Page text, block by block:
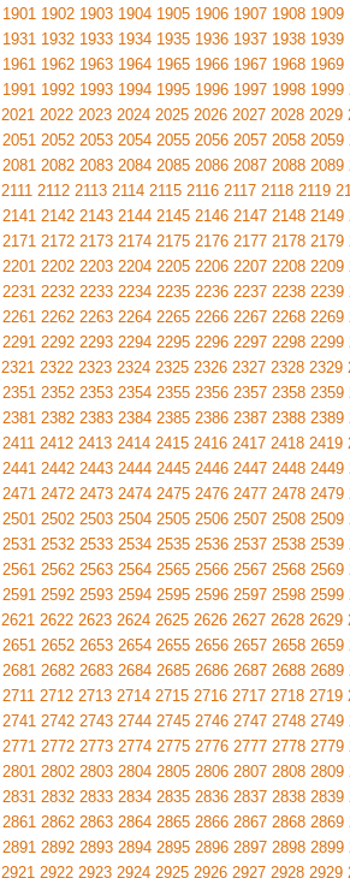
1901 1902 1903 1904 1905 1906 1907 1908 1909
1931 1932 1933 1934 1935 1936 1937 1938 1939
1961 1962 1963 1964 1965 1966 1967 1968 1969
1991 1992 1993 1994 1995 1996 1997 1998 1999
2021 2022 2023 2024 2025 2026 2027 2028 2029
2051 2052 2053 2054 2055 2056 2057 2058 2059
2081 2082 2083 2084 2085 2086 2087 2088 2089
2111 2112 2113 2114 2115 2116 2117 2118 2119
2141 2142 2143 2144 2145 2146 2147 2148 2149
2171 2172 2173 2174 2175 2176 2177 2178 2179
2201 2202 2203 2204 2205 2206 2207 2208 2209
2231 2232 2233 2234 2235 2236 2237 2238 2239
2261 2262 2263 2264 2265 2266 2267 2268 2269
2291 2292 2293 2294 2295 2296 2297 2298 2299
2321 2322 2323 2324 2325 2326 2327 2328 2329
2351 2352 2353 2354 2355 2356 2357 2358 2359
2381 2382 2383 2384 2385 2386 2387 2388 2389
2411 2412 2413 2414 2415 2416 2417 2418 2419
2441 2442 2443 2444 2445 2446 2447 2448 2449
2471 2472 2473 2474 2475 2476 2477 2478 2479
2501 2502 2503 2504 2505 2506 2507 2508 2509
2531 2532 2533 2534 2535 2536 2537 2538 2539
2561 2562 2563 2564 2565 2566 2567 2568 2569
2591 2592 2593 2594 2595 2596 2597 2598 2599
2621 2622 2623 2624 2625 2626 2627 2628 2629
2651 2652 2653 2654 2655 2656 2657 2658 2659
2681 2682 2683 2684 2685 2686 2687 2688 2689
2711 2712 2713 2714 2715 2716 2717 2718 2719
2741 2742 2743 2744 2745 2746 2747 2748 2749
2771 2772 2773 2774 2775 2776 2777 2778 2779
2801 2802 2803 2804 2805 2806 2807 2808 2809
2831 2832 2833 2834 2835 2836 2837 2838 2839
2861 2862 2863 2864 2865 2866 2867 2868 2869
2891 2892 2893 2894 2895 2896 2897 2898 2899
2921 2922 2923 2924 2925 2926 2927 2928 2929